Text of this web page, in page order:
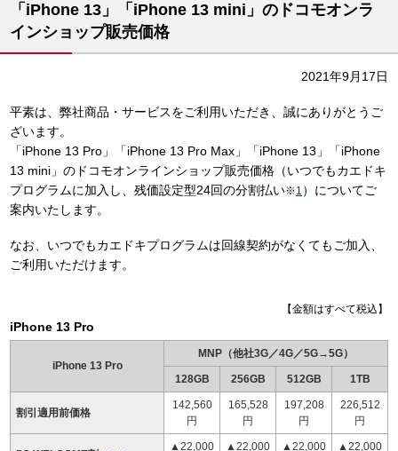
「iPhone 13」「iPhone 13 mini」のドコモオンラ
インショップ販売価格
2021年9月17日
平素は、弊社商品・サービスをご利用いただき、誠にありがとうご
ざいます。
「iPhone 13 Pro」「iPhone 13 Pro Max」「iPhone 13」「iPhone
13 mini」のドコモオンラインショップ販売価格（いつでもカエドキ
プログラムに加入し、残価設定型24回の分割払い※1 ）についてご
案内いたします。
なお、いつでもカエドキプログラムは回線契約がなくてもご加入、
ご利用いただけます。
【金額はすべて税込】
iPhone 13 Pro
iPhone 13 Pro
MNP（他社3G／4G／5G→5G）
128GB 256GB 512GB 1TB
割引適用前価格
142,560
円
165,528
円
197,208
円
226,512
円
▲22,000
▲22,000
▲22,000
▲22,000